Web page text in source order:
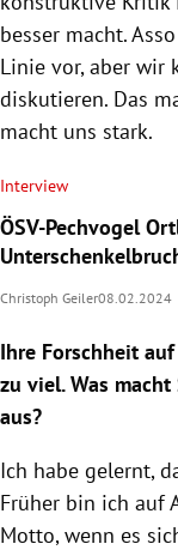
besser macht.
Linie vor, aber wir
diskutieren. Das
macht uns stark.
Interview
ÖSV-Pechvogel
Christoph Geiler08.02.2024
Ihre Forschheit
zu viel. Was
aus?
Ich habe gelernt,
Früher bin ich auf
Motto, wenn es